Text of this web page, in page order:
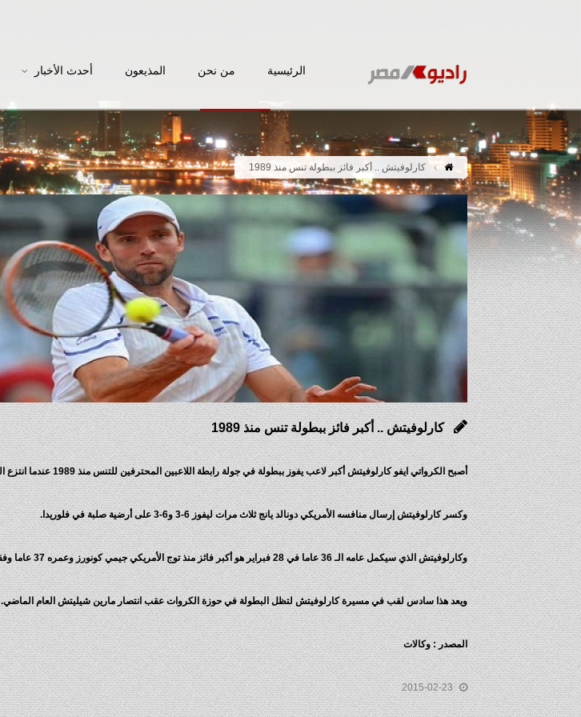
الرئيسية من نحن المذيعون أحدث الأخبار
كارلوفيتش .. أكبر فائز ببطولة تنس منذ 1989
كارلوفيتش .. أكبر فائز ببطولة تنس منذ 1989
أصبح الكرواتي ايفو كارلوفيتش أكبر لاعب يفوز ببطولة في جولة رابطة اللاعبين المحترفين للتنس منذ 1989 عندما انتزع اللقب في ديلراي بيتش المفتوحة أمس الأحد.
وكسر كارلوفيتش إرسال منافسه الأمريكي دونالد يانج ثلاث مرات ليفوز 6-3 و6-3 على أرضية صلبة في فلوريدا.
وكارلوفيتش الذي سيكمل عامه الـ 36 عاما في 28 فبراير هو أكبر فائز منذ توج الأمريكي جيمي كونورز وعمره 37 عاما وفقا لرابطة اللاعبين المحترفين.
ويعد هذا سادس لقب في مسيرة كارلوفيتش لتظل البطولة في حوزة الكروات عقب انتصار مارين شيليتش العام الماضي.
المصدر : وكالات
2015-02-23